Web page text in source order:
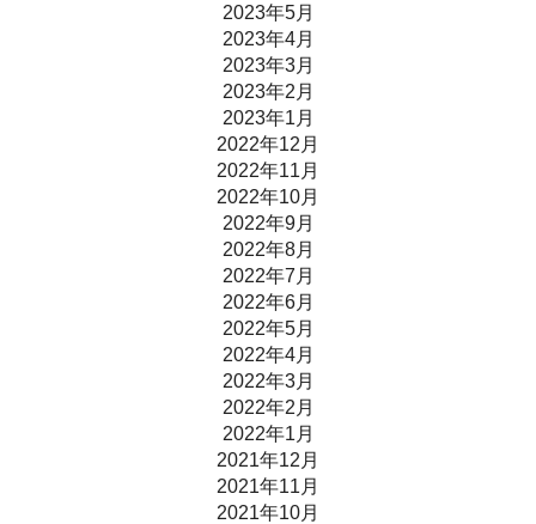
2023年5月
2023年4月
2023年3月
2023年2月
2023年1月
2022年12月
2022年11月
2022年10月
2022年9月
2022年8月
2022年7月
2022年6月
2022年5月
2022年4月
2022年3月
2022年2月
2022年1月
2021年12月
2021年11月
2021年10月